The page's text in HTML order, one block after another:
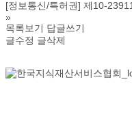
[정보통신/특허권] 제10-
»
목록보기
답글쓰기
글수정 글삭제